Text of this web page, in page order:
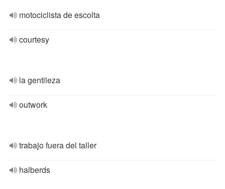
motociclista de escolta
courtesy
la gentileza
outwork
trabajo fuera del taller
halberds